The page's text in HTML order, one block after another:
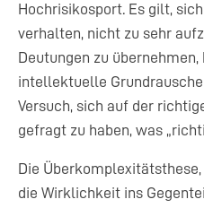
Hochrisikosport. Es gilt,
verhalten, nicht zu sehr
Deutungen zu
intellektuelle
Versuch, sich auf der
gefragt zu haben, was
Die
die Wirklichkeit ins